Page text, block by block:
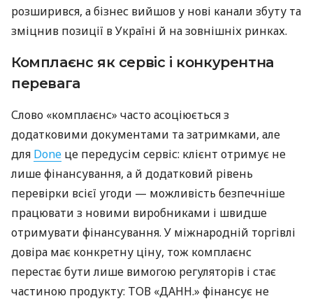
розширився, а бізнес вийшов у нові канали збуту та
зміцнив позиції в Україні й на зовнішніх ринках.
Комплаєнс як сервіс і конкурентна
перевага
Слово «комплаєнс» часто асоціюється з
додатковими документами та затримками, але
для Done це передусім сервіс: клієнт отримує не
лише фінансування, а й додатковий рівень
перевірки всієї угоди — можливість безпечніше
працювати з новими виробниками і швидше
отримувати фінансування. У міжнародній торгівлі
довіра має конкретну ціну, тож комплаєнс
перестає бути лише вимогою регуляторів і стає
частиною продукту: ТОВ «ДАНН.» фінансує не